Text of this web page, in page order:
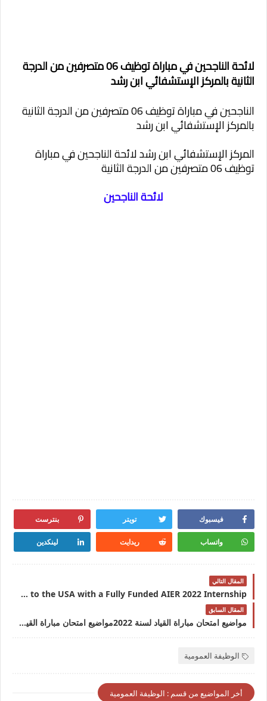
لائحة الناجحين في مباراة توظيف 06 متصرفين من الدرجة
الثانية بالمركز الإستشفائي ابن رشد
الناجحين في مباراة توظيف 06 متصرفين من الدرجة الثانية
بالمركز الإستشفائي ابن رشد
المركز الإستشفائي ابن رشد لائحة الناجحين في مباراة
توظيف 06 متصرفين من الدرجة الثانية
لائحة الناجحين
فيسبوك تويتر بنترست
واتساب ريدايت لينكدين
المقال التالي
UNITED STATES : Great Opportunity to Travel for free to the USA with a Fully Funded AIER 2022 Internship
المقال السابق
مواضيع امتحان مباراة القياد لسنة 2022مواضيع امتحان مباراة القياد لسنة 2022
الوظيفة العمومية
أخر المواضيع من قسم : الوظيفة العمومية